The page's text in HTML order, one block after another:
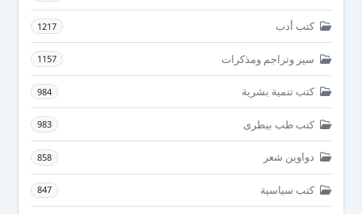
كتب أدب 1217
سير وتراجم ومذكرات 1157
كتب تنمية بشرية 984
كتب طب بيطرى 983
دواوين شعر 858
كتب سياسية 847